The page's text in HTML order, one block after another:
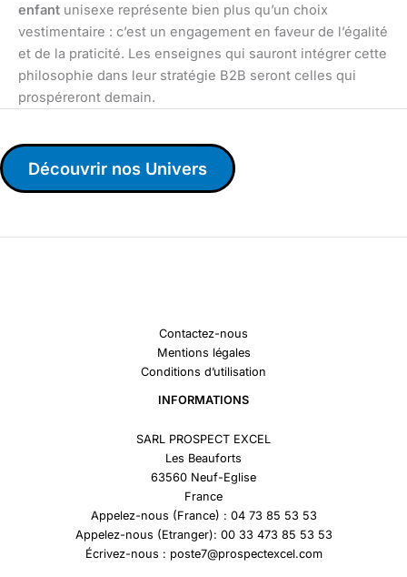
enfant unisexe représente bien plus qu’un choix
vestimentaire : c’est un engagement en faveur de l’égalité
et de la praticité. Les enseignes qui sauront intégrer cette
philosophie dans leur stratégie B2B seront celles qui
prospéreront demain.
Découvrir nos Univers
Contactez-nous
Mentions légales
Conditions d’utilisation
INFORMATIONS
SARL PROSPECT EXCEL
Les Beauforts
63560 Neuf-Eglise
France
Appelez-nous (France) : 04 73 85 53 53
Appelez-nous (Etranger): 00 33 473 85 53 53
Écrivez-nous : poste7@prospectexcel.com